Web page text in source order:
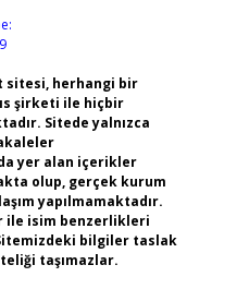
sitesi, herhangi bir
şirketi ile hiçbir
Sitede yalnızca
yer alan içerikler
olup, gerçek kurum
yapılmamaktadır.
ile isim benzerlikleri
bilgiler taslak
taşımazlar.